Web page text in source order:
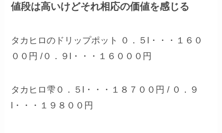
値段は高いけどそれ相応の価値を感じる
タカヒロのドリップポット ０．５l・・・１６０
００円 /０．９l・・・１６０００円
タカヒロ雫０．５l・・・１８７００円 / ０．９
l・・・１９８００円